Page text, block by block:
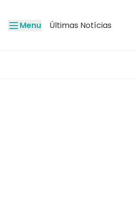
Menu Últimas Notícias